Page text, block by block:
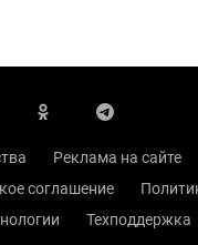
Реклама на сайте
соглашение
Техподдержка